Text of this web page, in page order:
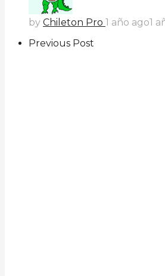
by Chileton Pro 1 año ago1
Previous Post